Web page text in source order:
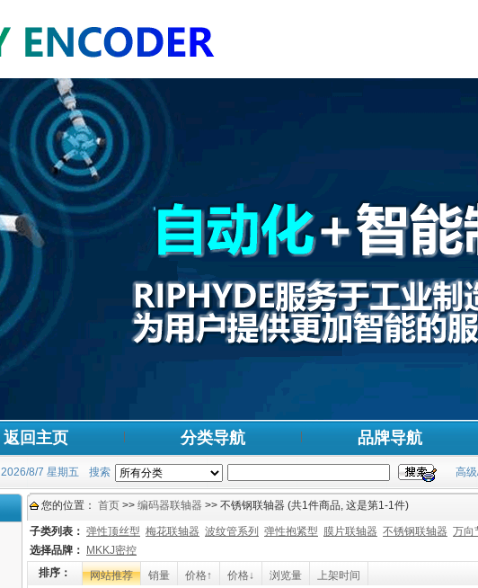
返回主页 分类导航 品牌导航
2026/8/7 星期五 搜索 高
您的位置： 首页 >> 编码器联轴器 >> 不锈钢联轴器 (共1件商品, 这是第1-1件)
子类列表： 弹性顶丝型 梅花联轴器 波纹管系列 弹性抱紧型 膜片联轴器 不锈钢联轴器 万向
选择品牌：
MKKJ密控
排序：
网站推荐 销量 价格↑ 价格↓ 浏览量 上架时间